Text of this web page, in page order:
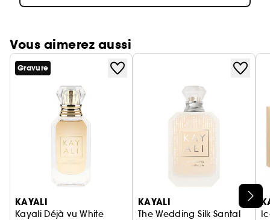
Vous aimerez aussi
Ignorer le carrousel produits
Gravure
KAYALI
Kayali Déjà vu White
KAYALI
The Wedding Silk Santal